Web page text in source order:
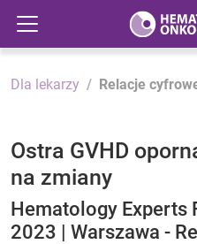
Dla lekarzy Relacje
Ostra GVHD
na zmiany
Hematology Experts
2023 | Warszawa -